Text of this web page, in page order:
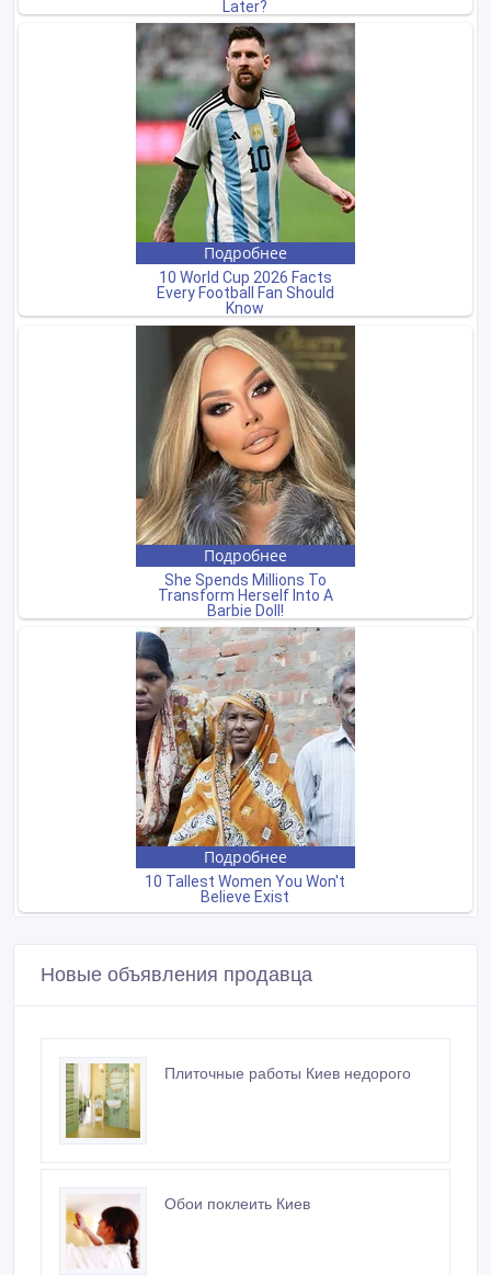
Новые объявления продавца
Плиточные работы Киев недорого
Обои поклеить Киев